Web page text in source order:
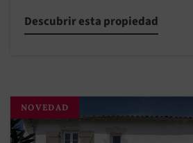
Descubrir esta propiedad
NOVEDAD